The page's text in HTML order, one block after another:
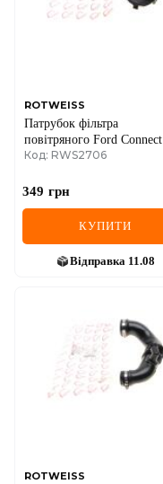
ROTWEISS
Патрубок фільтра
повітряного Ford Connect
1.8TDCi 02-
Код: RWS2706
349 грн
КУПИТИ
Відправка 11.08
ROTWEISS